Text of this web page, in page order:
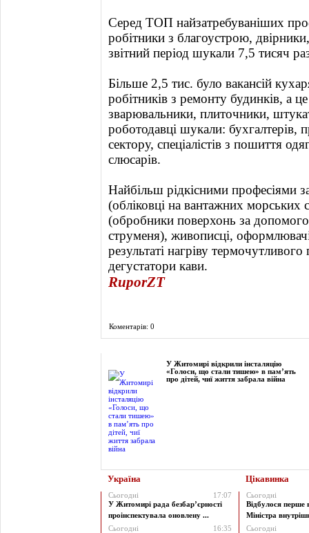
Серед ТОП найзатребуваніших
робітники з благоустрою,
звітний період шукали 7,5 тисяч
Більше 2,5 тис. було вакансій
робітників з ремонту будинків, а
зварювальники, плиточники,
роботодавці шукали: бухгалтерів,
сектору, спеціалістів з пошиття
слюсарів.
Найбільш рідкісними професіями
(обліковці на вантажних морських
(обробники поверхонь за
струменя), живописці,
результаті нагріву
дегустатори кави.
RuporZT
Коментарів: 0
У Житомирі відкрили інсталяцію
«Голоси, що стали тишею» в пам’ять
про дітей, чиї життя забрала війна
Україна Цікавинка
Сьогодні
17:07
У Житомирі рада безбар’єрності
проінспектувала оновлену ...
Сьогодні
16:35
Сьогодні
Відбулося перше
Міністра
Сьогодні